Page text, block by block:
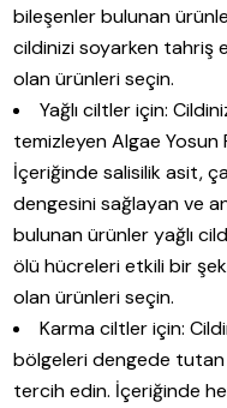
bileşenler bulunan
cildinizi soyarken tahriş
olan ürünleri seçin.
Yağlı ciltler için:
temizleyen Algae
İçeriğinde salisilik asit,
dengesini sağlayan ve
bulunan ürünler yağlı
ölü hücreleri etkili bir
olan ürünleri seçin.
Karma ciltler için:
bölgeleri dengede tutan
tercih edin. İçeriğinde